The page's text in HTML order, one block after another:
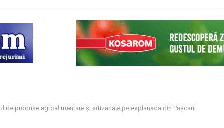
de produse agroalimentare și artizanale pe esplanada din Pașcani